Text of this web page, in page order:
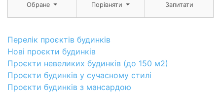
Обране Порівняти Запитати
Перелік проєктів будинків
Нові проєкти будинків
Проєкти невеликих будинків (до 150 м2)
Проєкти будинків у сучасному стилі
Проєкти будинків з мансардою